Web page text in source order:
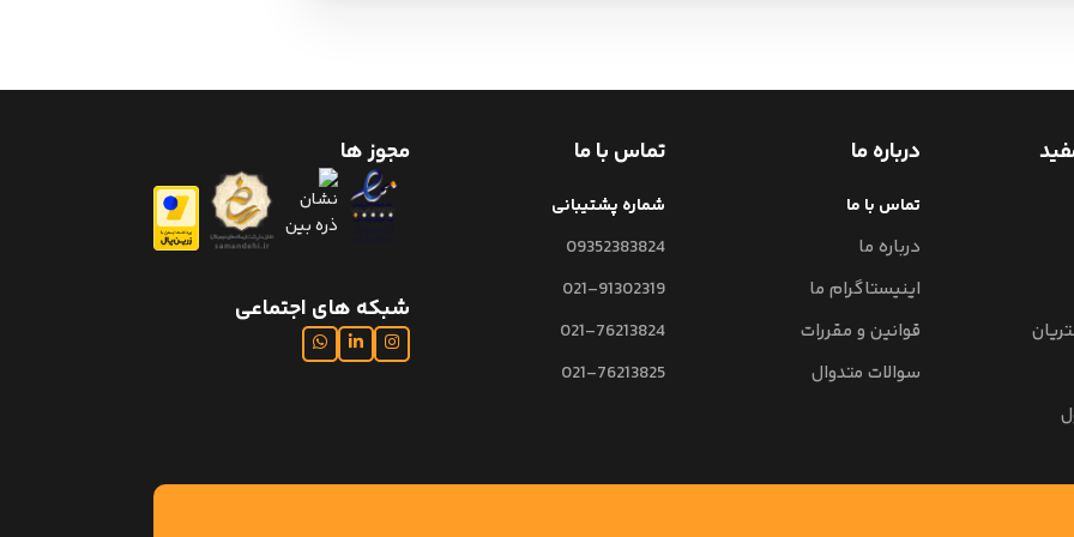
درباره ما
تماس با ما
درباره ما
اینیستاگرام ما
قوانین و مقررات
سوالات متدوال
تماس با ما
شماره پشتیبانی
09352383824
021-91302319
021-76213824
021-76213825
مجوز ها
شبکه های اجتماعی